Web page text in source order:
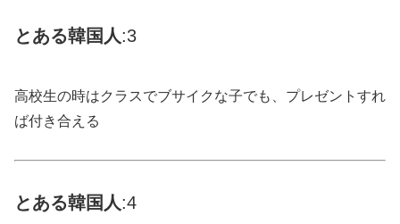
とある韓国 人:3
高校生の時はクラスでブサイクな子でも、プレゼントすれ
ば付き合える
とある韓国 人:4